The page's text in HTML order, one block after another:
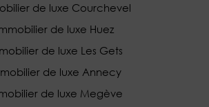
de luxe Courchevel
de luxe Huez
de luxe Les Gets
de luxe Annecy
de luxe Megève